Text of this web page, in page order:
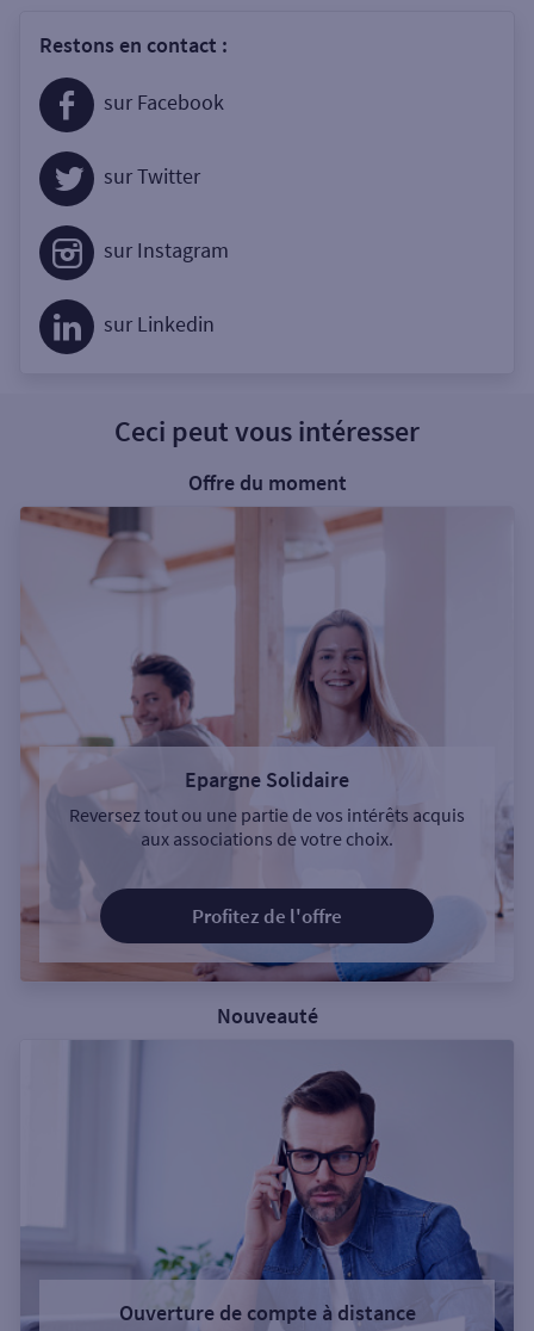
Restons en contact :
sur Facebook
sur Twitter
sur Instagram
sur Linkedin
Ceci peut vous intéresser
Offre du moment
Epargne Solidaire
Reversez tout ou une partie de vos intérêts acquis
aux associations de votre choix.
Profitez de l'offre
Nouveauté
Ouverture de compte à distance